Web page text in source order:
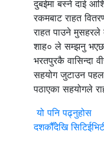
दुबईमा बस्ने दाई
रकमबाट राहत
राहत पाउने मुसहरले
शाह० ले सम्झनु भएछ
भरतपुरकै वासिन्दा
सहयोग जुटाउन पहल
पठाएका सहयोगले
यो पनि पढ्नुहोस
दशकौँदेखि